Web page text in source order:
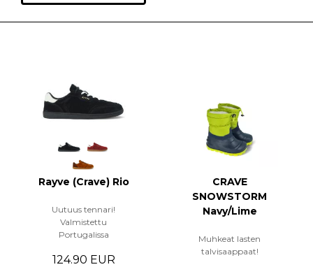
Rayve (Crave) Rio
Uutuus tennari!
Valmistettu
Portugalissa
124.90 EUR
CRAVE
SNOWSTORM
Navy/Lime
Muhkeat lasten
talvisaappaat!